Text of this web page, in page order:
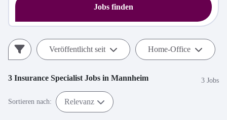
Jobs finden
Veröffentlicht seit Home-Office
3 Insurance Specialist Jobs in Mannheim 3 Jobs
Sortieren nach: Relevanz